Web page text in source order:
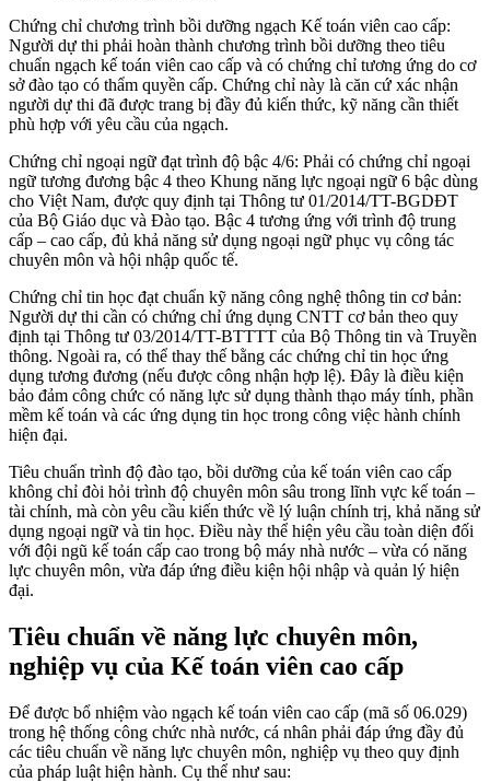
Chứng chỉ chương trình bồi dưỡng ngạch Kế toán viên cao cấp:
Người dự thi phải hoàn thành chương trình bồi dưỡng theo tiêu
chuẩn ngạch kế toán viên cao cấp và có chứng chỉ tương ứng do cơ
sở đào tạo có thẩm quyền cấp. Chứng chỉ này là căn cứ xác nhận
người dự thi đã được trang bị đầy đủ kiến thức, kỹ năng cần thiết
phù hợp với yêu cầu của ngạch.
Chứng chỉ ngoại ngữ đạt trình độ bậc 4/6: Phải có chứng chỉ ngoại
ngữ tương đương bậc 4 theo Khung năng lực ngoại ngữ 6 bậc dùng
cho Việt Nam, được quy định tại Thông tư 01/2014/TT-BGDĐT
của Bộ Giáo dục và Đào tạo. Bậc 4 tương ứng với trình độ trung
cấp – cao cấp, đủ khả năng sử dụng ngoại ngữ phục vụ công tác
chuyên môn và hội nhập quốc tế.
Chứng chỉ tin học đạt chuẩn kỹ năng công nghệ thông tin cơ bản:
Người dự thi cần có chứng chỉ ứng dụng CNTT cơ bản theo quy
định tại Thông tư 03/2014/TT-BTTTT của Bộ Thông tin và Truyền
thông. Ngoài ra, có thể thay thế bằng các chứng chỉ tin học ứng
dụng tương đương (nếu được công nhận hợp lệ). Đây là điều kiện
bảo đảm công chức có năng lực sử dụng thành thạo máy tính, phần
mềm kế toán và các ứng dụng tin học trong công việc hành chính
hiện đại.
Tiêu chuẩn trình độ đào tạo, bồi dưỡng của kế toán viên cao cấp
không chỉ đòi hỏi trình độ chuyên môn sâu trong lĩnh vực kế toán –
tài chính, mà còn yêu cầu kiến thức về lý luận chính trị, khả năng sử
dụng ngoại ngữ và tin học. Điều này thể hiện yêu cầu toàn diện đối
với đội ngũ kế toán cấp cao trong bộ máy nhà nước – vừa có năng
lực chuyên môn, vừa đáp ứng điều kiện hội nhập và quản lý hiện
đại.
Tiêu chuẩn về năng lực chuyên môn,
nghiệp vụ của Kế toán viên cao cấp
Để được bổ nhiệm vào ngạch kế toán viên cao cấp (mã số 06.029)
trong hệ thống công chức nhà nước, cá nhân phải đáp ứng đầy đủ
các tiêu chuẩn về năng lực chuyên môn, nghiệp vụ theo quy định
của pháp luật hiện hành. Cụ thể như sau: